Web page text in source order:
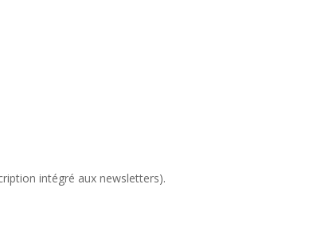
intégré aux newsletters).